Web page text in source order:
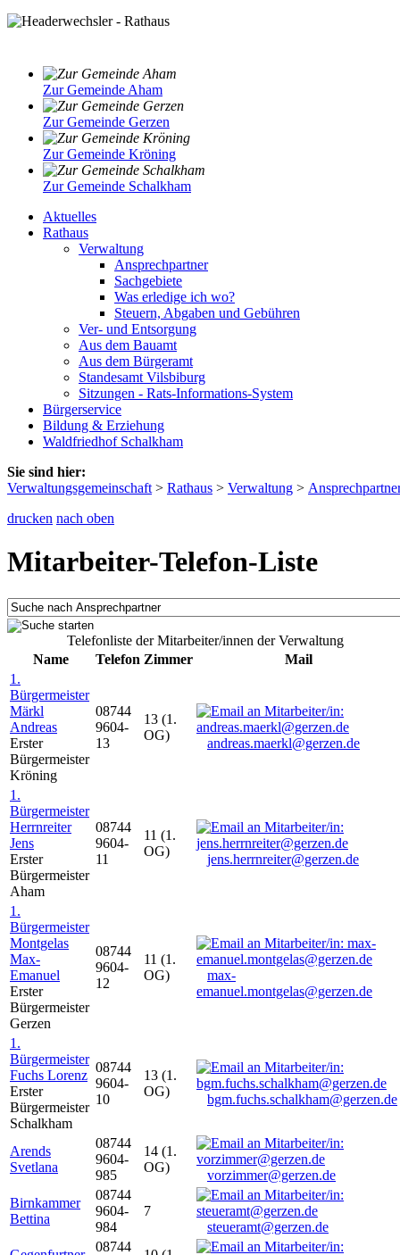
Zur Gemeinde Aham
Zur Gemeinde Gerzen
Zur Gemeinde Kröning
Zur Gemeinde Schalkham
Aktuelles
Rathaus
Verwaltung
Ansprechpartner
Sachgebiete
Was erledige ich wo?
Steuern, Abgaben und Gebühren
Ver- und Entsorgung
Aus dem Bauamt
Aus dem Bürgeramt
Standesamt Vilsbiburg
Sitzungen - Rats-Informations-System
Bürgerservice
Bildung & Erziehung
Waldfriedhof Schalkham
Sie sind hier:
Verwaltungsgemeinschaft > Rathaus > Verwaltung >
drucken nach oben
Mitarbeiter-Telefon-Liste
Telefonliste der Mitarbeiter/innen der Verwaltung
Name
Telefon Zimmer
Mail
1.
Bürgermeister
Märkl
Andreas
Erster
Bürgermeister
Kröning
08744
9604-
13
13 (1.
OG)
andreas.maerkl@gerzen.de
1.
Bürgermeister
Herrnreiter
Jens
Erster
Bürgermeister
Aham
08744
9604-
11
11 (1.
OG)
jens.herrnreiter@gerzen.de
1.
Bürgermeister
Montgelas
Max-
Emanuel
Erster
Bürgermeister
Gerzen
08744
9604-
12
11 (1.
OG)
max-
emanuel.montgelas@gerzen.de
1.
Bürgermeister
Fuchs Lorenz
Erster
Bürgermeister
Schalkham
08744
9604-
10
13 (1.
OG)
bgm.fuchs.schalkham@gerzen.de
Arends
Svetlana
08744
9604-
985
14 (1.
OG)
vorzimmer@gerzen.de
Birnkammer
Bettina
08744
9604-
984
7
steueramt@gerzen.de
08744